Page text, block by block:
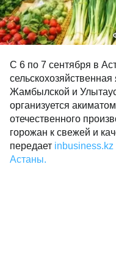
С 6 по 7 сентября в
Жамбылской и
организуется
отечественного
горожан к свежей и
передает inbusiness.kz
Астаны.